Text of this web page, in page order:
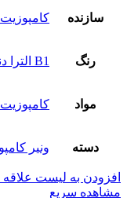
سازنده
رنگ B1 الترا دنت
مواد کامپوزیت
دسته ونیر
افزودن به لیست علاقه
مشاهده سریع